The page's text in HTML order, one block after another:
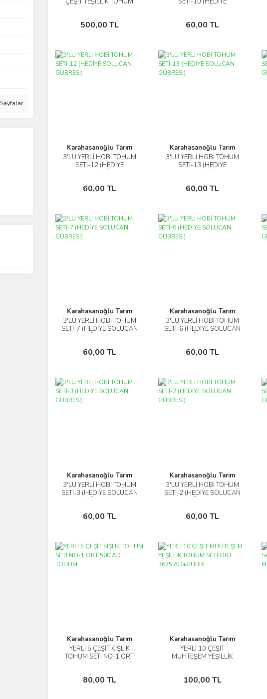
500,00 TL
Sepete Ekle 60,00 TL
Sepete Ekle
Karahasanoğlu Tarım
3'LÜ YERLİ HOBİ TOHUM
SETİ-12 (HEDİYE
60,00 TL
İncele
Sepete Ekle
Karahasanoğlu Tarım
3'LÜ YERLİ HOBİ TOHUM
SETİ-13 (HEDİYE
60,00 TL
İncele
Sepete Ekle
Karahasanoğlu Tarım
3'LÜ YERLİ HOBİ TOHUM
SETİ-7 (HEDİYE SOLUCAN
60,00 TL
İncele
Sepete Ekle
Karahasanoğlu Tarım
3'LÜ YERLİ HOBİ TOHUM
SETİ-6 (HEDİYE SOLUCAN
60,00 TL
İncele
Sepete Ekle
Karahasanoğlu Tarım
3'LÜ YERLİ HOBİ TOHUM
SETİ-3 (HEDİYE SOLUCAN
60,00 TL
İncele
Sepete Ekle
Karahasanoğlu Tarım
3'LÜ YERLİ HOBİ TOHUM
SETİ-2 (HEDİYE SOLUCAN
60,00 TL
İncele
Sepete Ekle
Karahasanoğlu Tarım
YERLİ 5 ÇEŞİT KIŞLIK
TOHUM SETİ NO-1 ORT
80,00 TL
İncele
Sepete Ekle
Karahasanoğlu Tarım
YERLİ 10 ÇEŞİT
MUHTEŞEM YEŞİLLİK
100,00 TL
İncele
Sepete Ekle